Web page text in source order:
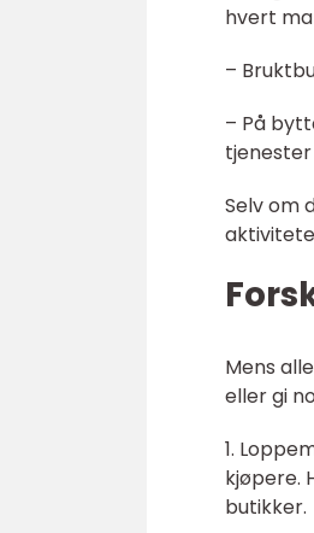
hvert
–
– På
Selv om
Mens
eller gi
1.
kjøpere.
butikker.